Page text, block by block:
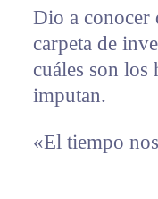
Dio a conocer
carpeta de
cuáles son los
imputan.
«El tiempo